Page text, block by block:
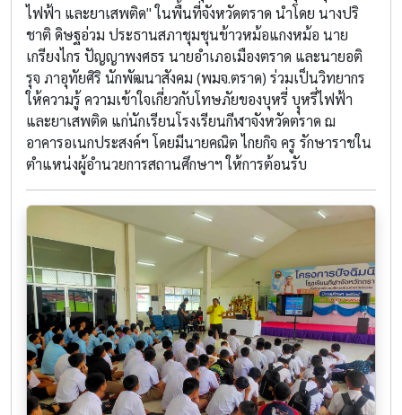
ไฟฟ้า และยาเสพติด" ในพื้นที่จังหวัดตราด นำโดย นางปริ
ชาติ ดิษฐอ่วม ประธานสภาชุมชุนข้าวหม้อแกงหม้อ นาย
เกรียงไกร ปัญญาพงศธร นายอำเภอเมืองตราด และนายอติ
รุจ ภาอุทัยศิริ นักพัฒนาสังคม (พมจ.ตราด) ร่วมเป็นวิทยากร
ให้ความรู้ ความเข้าใจเกี่ยวกับโทษภัยของบุหรี่ บุุหรี่ไฟฟ้า
และยาเสพติด แก่นักเรียนโรงเรียนกีฬาจังหวัดตราด ฌ
อาคารอเนกประสงค์ฯ โดยมีนายคณิต ไกยกิจ ครู รักษาราชใน
ตำแหน่งผู้อำนวยการสถานศึกษาฯ ให้การต้อนรับ